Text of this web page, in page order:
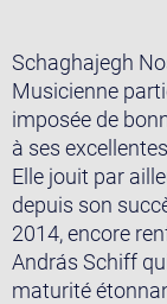
Schaghajegh
Musicienne
imposée de
à ses
Elle jouit par
depuis son
2014, encore
András Schiff
maturité